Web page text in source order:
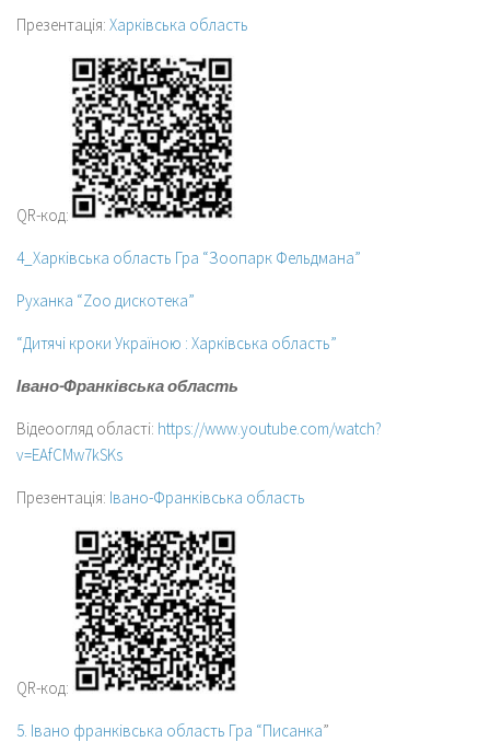
Презентація: Харківська область
QR-код:
4_Харківська область Гра “Зоопарк Фельдмана”
Руханка “Zoo дискотека”
“Дитячі кроки Україною : Харківська область”
Івано-Франківська область
Відеоогляд області: https://www.youtube.com/watch?
v=EAfCMw7kSKs
Презентація: Івано-Франківська область
QR-код:
5. Івано франківська область Гра “Писанка”